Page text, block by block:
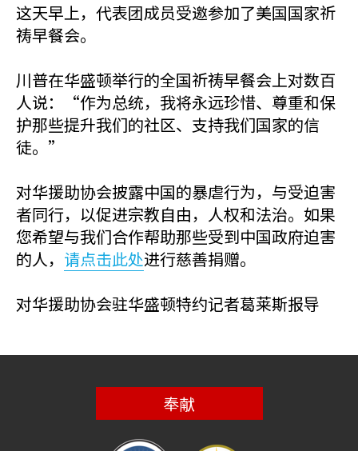
这天早上，代表团成员受邀参加了美国国家祈
祷早餐会。
川普在华盛顿举行的全国祈祷早餐会上对数百
人说：“作为总统，我将永远珍惜、尊重和保
护那些提升我们的社区、支持我们国家的信
徒。”
对华援助协会披露中国的暴虐行为，与受迫害
者同行，以促进宗教自由，人权和法治。如果
您希望与我们合作帮助那些受到中国政府迫害
的人， 请点击此处进行慈善捐赠。
对华援助协会驻华盛顿特约记者葛莱斯报导
奉献